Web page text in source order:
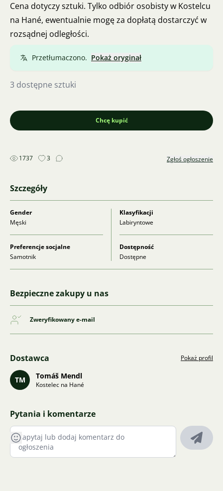
Cena dotyczy sztuki. Tylko odbiór osobisty w Kostelcu
na Hané, ewentualnie mogę za dopłatą dostarczyć w
rozsądnej odległości.
Przetłumaczono. Pokaż oryginał
3 dostępne sztuki
Chcę kupić
1737 3 Zgłoś ogłoszenie
Szczegóły
Gender
Męski
Klasyfikacji
Labiryntowe
Preferencje socjalne
Samotnik
Dostępność
Dostępne
Bezpieczne zakupy u nas
Zweryfikowany e-mail
Dostawca Pokaż profil
TM Tomáš Mendl
Kostelec na Hané
Pytania i komentarze